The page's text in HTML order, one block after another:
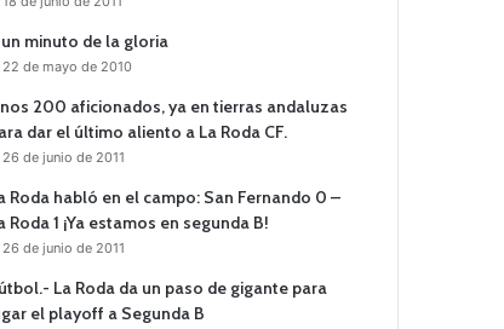
un minuto de la gloria
22 de mayo de 2010
200 aficionados, ya en tierras andaluzas
dar el último aliento a La Roda CF.
26 de junio de 2011
Roda habló en el campo: San Fernando 0 –
Roda 1 ¡Ya estamos en segunda B!
26 de junio de 2011
La Roda da un paso de gigante para
el playoff a Segunda B